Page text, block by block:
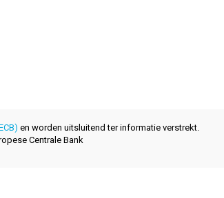
en worden uitsluitend ter informatie verstrekt.
Centrale Bank